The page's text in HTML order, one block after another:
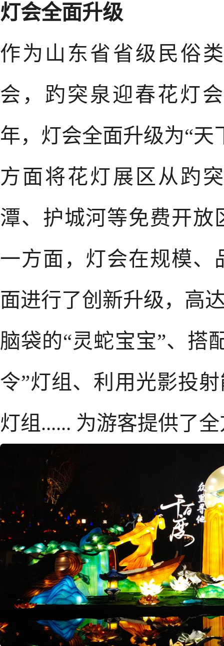
灯会全面升级
作为山东省省级民俗
会，趵突泉迎春花灯
年，灯会全面升级为“
方面将花灯展区从趵
潭、护城河等免费开放
一方面，灯会在规模、
面进行了创新升级，高
脑袋的“灵蛇宝宝”、搭
令”灯组、利用光影投
灯组...... 为游客提供了